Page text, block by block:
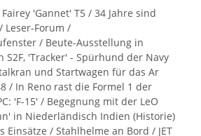
Fairey 'Gannet' T5 / 34 Jahre sind
Leser-Forum /
/ Beute-Ausstellung in
S2F, 'Tracker' - Spürhund der Navy
und Startwagen für das Ar
/ In Reno rast die Formel 1 der
'F-15' / Begegnung mit der LeO
in Niederländisch Indien (Historie)
Einsätze / Stahlhelme an Bord / JET